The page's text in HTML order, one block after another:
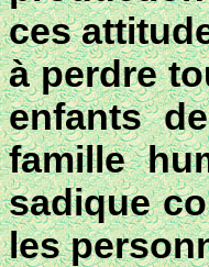
ces
à perdre
enfants
famille
sadique
les